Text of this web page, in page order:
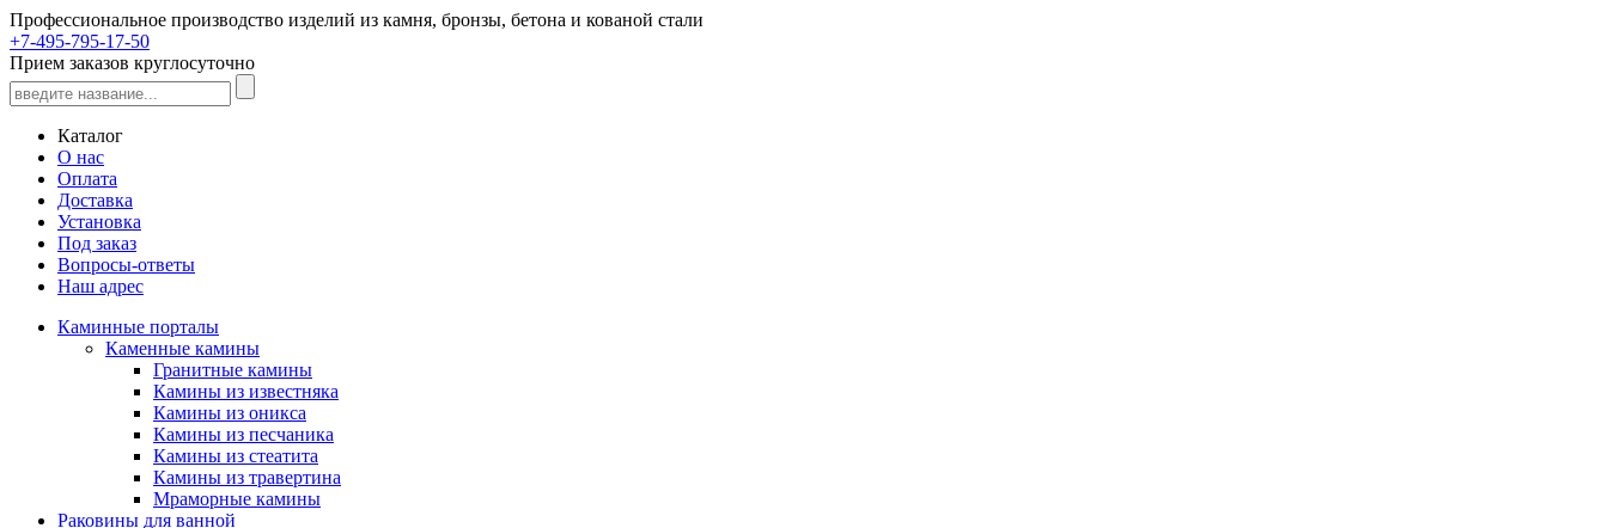
Профессиональное производство изделий из камня, бронзы, бетона и кованой стали
+7-495-795-17-50
Прием заказов круглосуточно
Каталог
О нас
Оплата
Доставка
Установка
Под заказ
Вопросы-ответы
Наш адрес
Каминные порталы
Каменные камины
Гранитные камины
Камины из известняка
Камины из оникса
Камины из песчаника
Камины из стеатита
Камины из травертина
Мраморные камины
Раковины для ванной